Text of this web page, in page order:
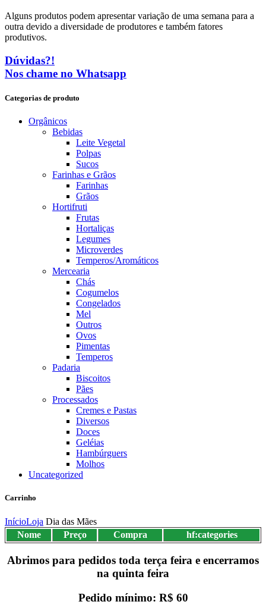
Alguns produtos podem apresentar variação de uma semana para a
outra devido a diversidade de produtores e também fatores
produtivos.
Dúvidas?!
Nos chame no Whatsapp
Categorias de produto
Orgânicos
Bebidas
Leite Vegetal
Polpas
Sucos
Farinhas e Grãos
Farinhas
Grãos
Hortifruti
Frutas
Hortaliças
Legumes
Microverdes
Temperos/Aromáticos
Mercearia
Chás
Cogumelos
Congelados
Mel
Outros
Ovos
Pimentas
Temperos
Padaria
Biscoitos
Pães
Processados
Cremes e Pastas
Diversos
Doces
Geléias
Hambúrguers
Molhos
Uncategorized
Carrinho
InícioLoja Dia das Mães
Nome
Preço Compra hf:categories
Abrimos para pedidos toda terça feira e encerramos
na quinta feira
Pedido mínimo: R$ 60